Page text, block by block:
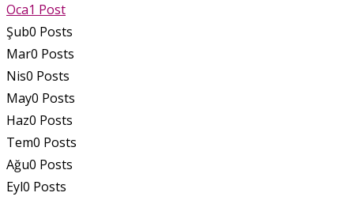
Oca1 Post
Şub0 Posts
Mar0 Posts
Nis0 Posts
May0 Posts
Haz0 Posts
Tem0 Posts
Ağu0 Posts
Eyl0 Posts